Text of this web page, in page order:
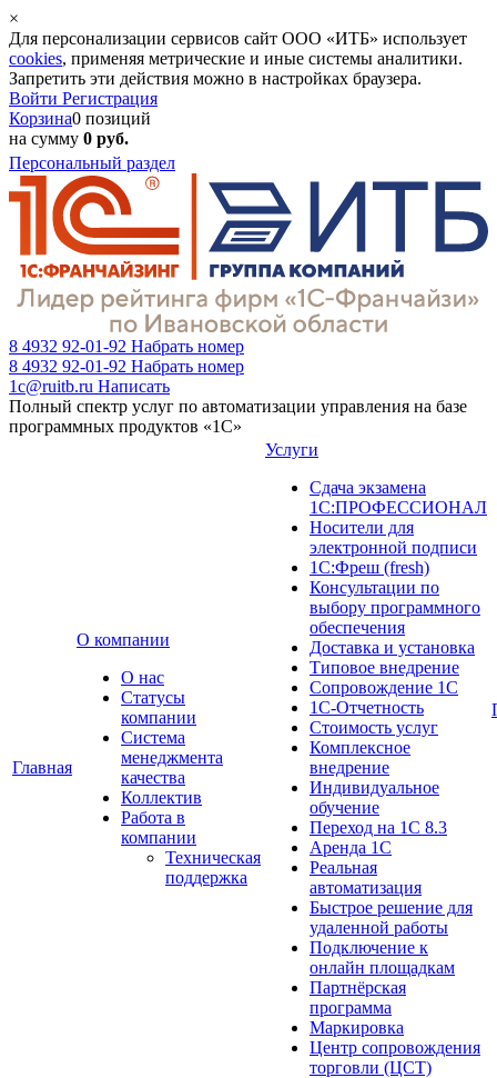
×
Для персонализации сервисов сайт ООО «ИТБ» использует
cookies, применяя метрические и иные системы аналитики.
Запретить эти действия можно в настройках браузера.
Войти Регистрация
Корзина0 позиций
на сумму 0 руб.
Персональный раздел
8 4932 92-01-92 Набрать номер
8 4932 92-01-92 Набрать номер
1c@ruitb.ru Написать
Полный спектр услуг по автоматизации управления на базе
программных продуктов «1С»
Главная
О компании
О нас
Cтатусы
компании
Система
менеджмента
качества
Коллектив
Работа в
компании
Техническая
поддержка
Услуги
Сдача экзамена
1С:ПРОФЕССИОНАЛ
Носители для
электронной подписи
1С:Фреш (fresh)
Консультации по
выбору программного
обеспечения
Доставка и установка
Типовое внедрение
Сопровождение 1С
1С-Отчетность
Стоимость услуг
Комплексное
внедрение
Индивидуальное
обучение
Переход на 1С 8.3
Аренда 1С
Реальная
автоматизация
Быстрое решение для
удаленной работы
Подключение к
онлайн площадкам
Партнёрская
программа
Маркировка
Центр сопровождения
торговли (ЦСТ)